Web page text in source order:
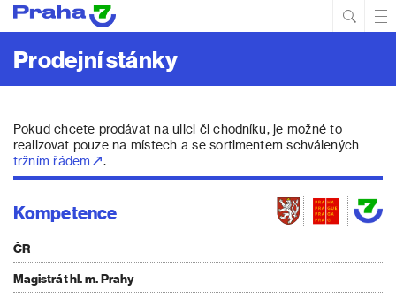
Prodejní stánky
Pokud chcete prodávat na ulici či chodníku, je možné to
realizovat pouze na místech a se sortimentem schválených
tržním řádem
.
Kompetence
ČR
Magistrát hl. m. Prahy